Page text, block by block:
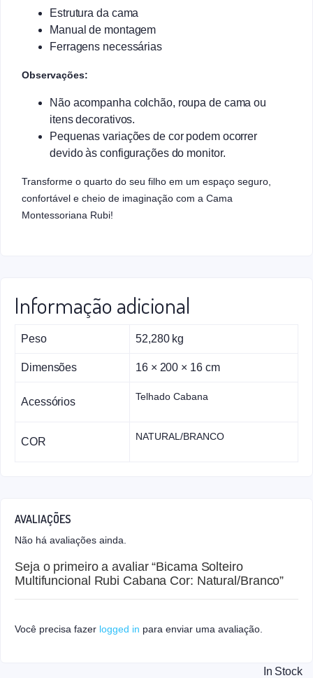
Estrutura da cama
Manual de montagem
Ferragens necessárias
Observações:
Não acompanha colchão, roupa de cama ou
itens decorativos.
Pequenas variações de cor podem ocorrer
devido às configurações do monitor.
Transforme o quarto do seu filho em um espaço seguro,
confortável e cheio de imaginação com a Cama
Montessoriana Rubi!
Informação adicional
Peso 52,280 kg
Dimensões 16 × 200 × 16 cm
Acessórios Telhado Cabana
COR NATURAL/BRANCO
AVALIAÇÕES
Não há avaliações ainda.
Seja o primeiro a avaliar “Bicama Solteiro
Multifuncional Rubi Cabana Cor: Natural/Branco”
Você precisa fazer logged in para enviar uma avaliação.
In Stock